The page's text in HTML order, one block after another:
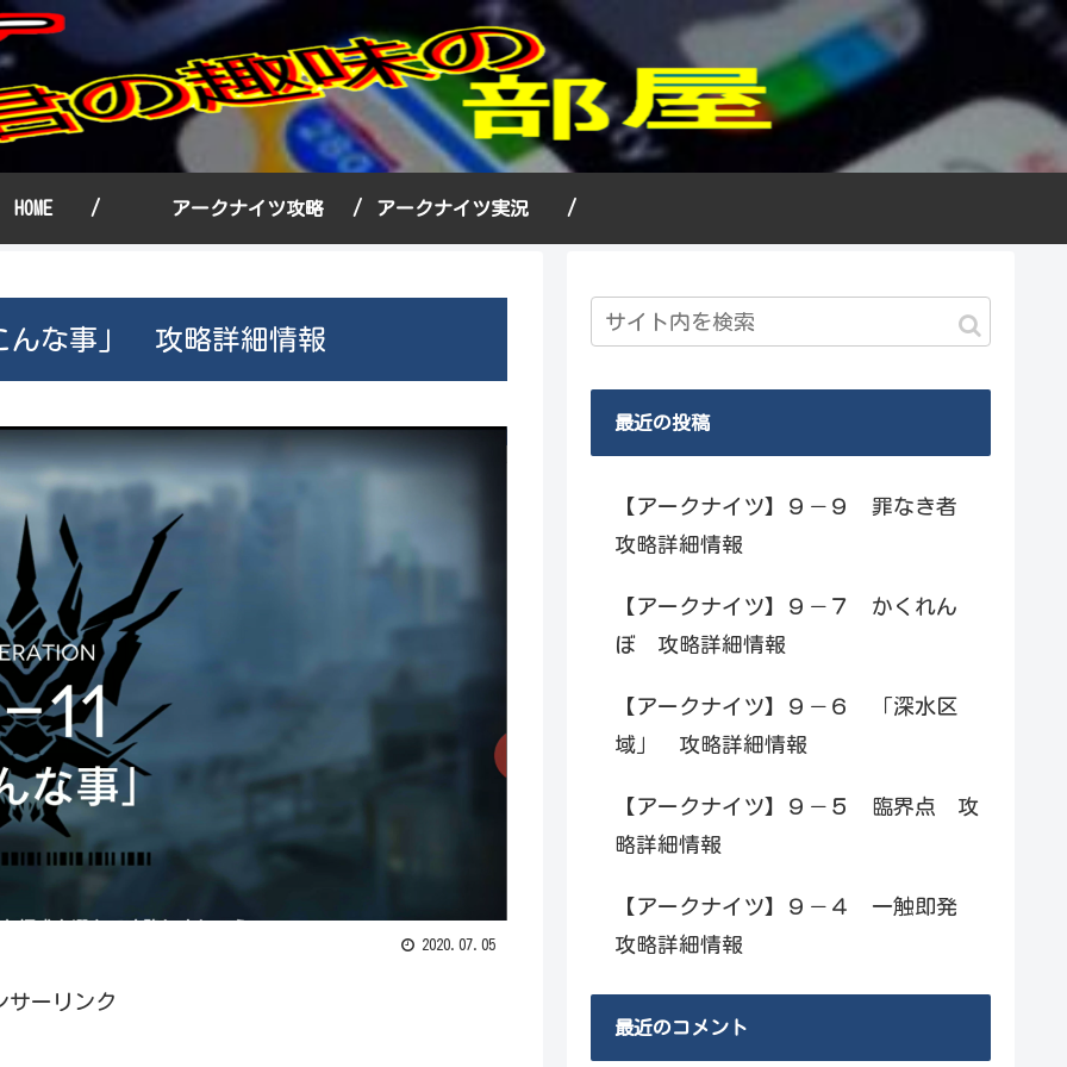
HOME / アークナイツ攻略 / アークナイツ実況 /
んな事」 攻略詳細情報
2020.07.05
サーリンク
最近の投稿
【アークナイツ】９－９ 罪なき者
攻略詳細情報
【アークナイツ】９－７ かくれん
ぼ 攻略詳細情報
【アークナイツ】９－６ 「深水区
域」 攻略詳細情報
【アークナイツ】９－５ 臨界点 攻
略詳細情報
【アークナイツ】９－４ 一触即発
攻略詳細情報
最近のコメント